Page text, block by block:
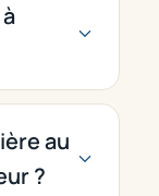
au
?